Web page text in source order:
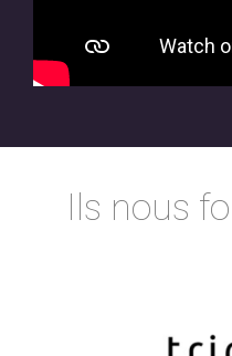
Ils nous